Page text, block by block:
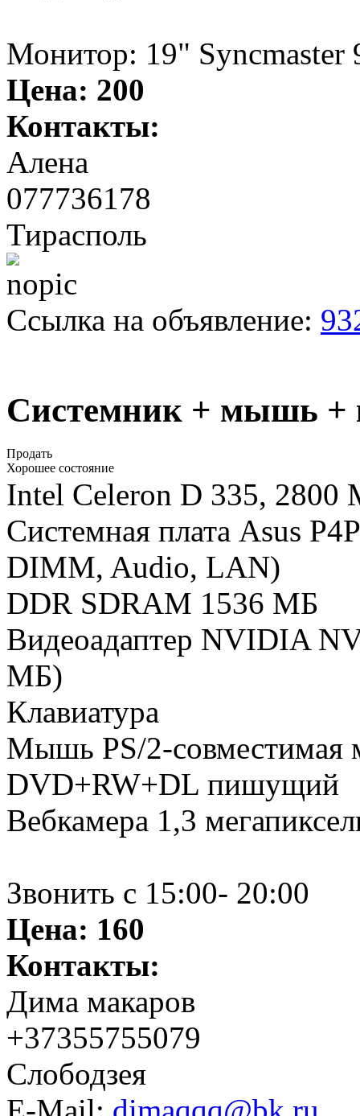
Монитор: 19" Syncmaster
Цена: 200
Контакты:
Алена
077736178
Тирасполь
Ссылка на объявление:
Системник + мышь +
Продать
Хорошее состояние
Intel Celeron D 335, 2800
Системная плата Asus
DIMM, Audio, LAN)
DDR SDRAM 1536 МБ
Видеоадаптер NVIDIA
МБ)
Клавиатура
Мышь PS/2-совместимая
DVD+RW+DL пишущий
Вебкамера 1,3
Звонить с 15:00- 20:00
Цена: 160
Контакты:
Дима макаров
+37355755079
Слободзея